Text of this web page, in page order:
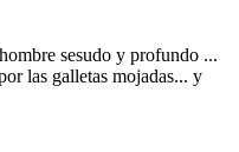
sesudo y profundo ...
las galletas mojadas... y